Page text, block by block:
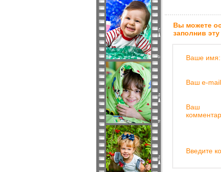
Вы можете
заполнив
Ваше имя:
Ваш e-
Ваш
Введите